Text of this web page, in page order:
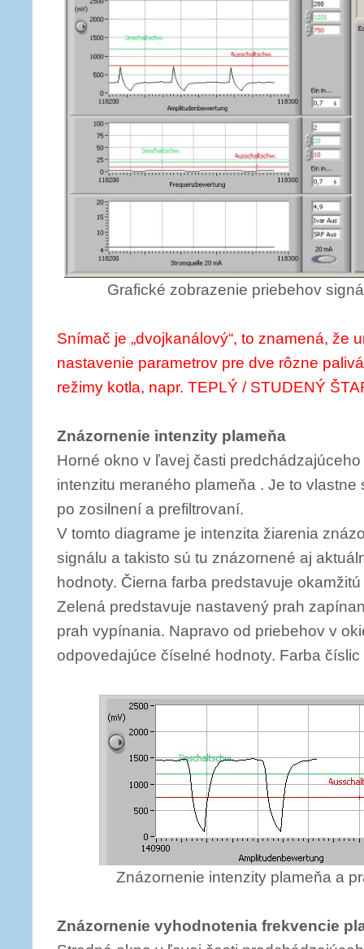
Grafické zobrazenie priebehov
Snímač je „dvojkanálový“, to znamená, že
nastavenie parametrov pre dve rôzne
režimy kotla, napr. TEPLÝ / STUDENÝ
Znázornenie intenzity plameňa
Horné okno v ľavej časti
intenzitu meraného plameňa . Je to
po zosilnení a prefiltrovaní.
V tomto diagrame je intenzita žiarenia
signálu a takisto sú tu znázornené aj
hodnoty. Čierna farba predstavuje
Zelená predstavuje nastavený prah
prah vypínania. Napravo od priebehov v
odpovedajúce číselné hodnoty. Farba
Znázornenie intenzity plameňa a
Znázornenie vyhodnotenia frekvencie